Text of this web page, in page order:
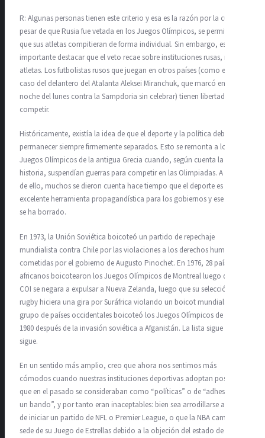
R: Algunas personas tienen este criterio y esa es la razón por la cual, a
pesar de que Rusia fue vetada en los Juegos Olímpicos, se permitía
que sus atletas compitieran de forma individual. Sin embargo, es
importante destacar que el veto recae sobre instituciones rusas, no sus
atletas. Los futbolistas rusos que juegan en otros países (como es el
caso del delantero del Atalanta Aleksei Miranchuk, que marcó en la
noche del lunes contra la Sampdoria sin celebrar) tienen libertad para
competir.
Históricamente, existía la idea de que el deporte y la política debían
permanecer siempre firmemente separados. Esto se remonta a los
Juegos Olímpicos de la antigua Grecia cuando, según cuenta la
historia, suspendían guerras para competir en las Olimpiadas. A pesar
de ello, muchos se dieron cuenta hace tiempo que el deporte es una
excelente herramienta propagandística para los gobiernos y ese límite
se ha borrado.
En 1973, la Unión Soviética boicoteó un partido de repechaje
mundialista contra Chile por las violaciones a los derechos humanos
cometidas por el gobierno de Augusto Pinochet. En 1976, 28 países
africanos boicotearon los Juegos Olímpicos de Montreal luego que el
COI se negara a expulsar a Nueva Zelanda, luego que su selección de
rugby hiciera una gira por Suráfrica violando un boicot mundial. Un
grupo de países occidentales boicoteó los Juegos Olímpicos de Moscú
1980 después de la invasión soviética a Afganistán. La lista sigue y
sigue.
En un sentido más amplio, creo que ahora nos sentimos más
cómodos cuando nuestras instituciones deportivas adoptan posturas
que en el pasado se consideraban como “políticas” o de “adhesión a
un bando”, y por tanto eran inaceptables: bien sea arrodillarse antes
de iniciar un partido de NFL o Premier League, o que la NBA cambie la
sede de su Juego de Estrellas debido a la objeción del estado de